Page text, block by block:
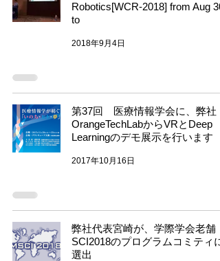
Robotics[WCR-2018] from Aug
to
2018年9月4日
第37回 医療情報学会に、弊
OrangeTechLabからVRとDeep
Learningのデモ展示を行います
2017年10月16日
弊社代表宮崎が、学際学会老舗
SCI2018のプログラムコミティに
選出